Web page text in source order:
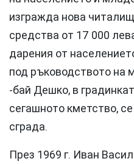
изгражда нова
средства от 17 000
дарения от
под ръководството на
-бай Дешко, в
сегашното кметство,
сграда.
През 1969 г. Иван